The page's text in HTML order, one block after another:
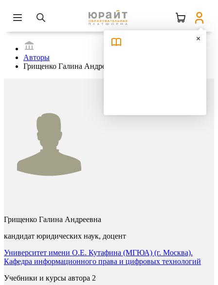
Авторы
Грищенко Галина Андреевна
Грищенко Галина Андреевна
кандидат юридических наук, доцент
Университет имени О.Е. Кутафина (МГЮА) (г. Москва).
Кафедра информационного права и цифровых технологий
Учебники и курсы автора 2